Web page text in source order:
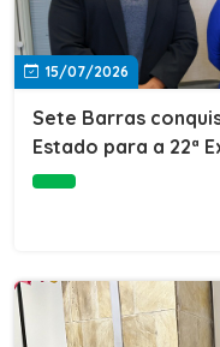
15/07/2026
Sete Barras
Estado para a 22ª